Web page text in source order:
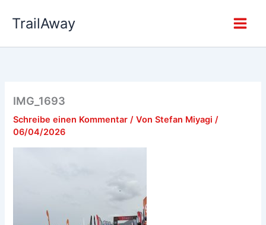
InhaltTrailAway
IMG_1693
Schreibe einen Kommentar / VonStefan Miyagi/
06/04/2026